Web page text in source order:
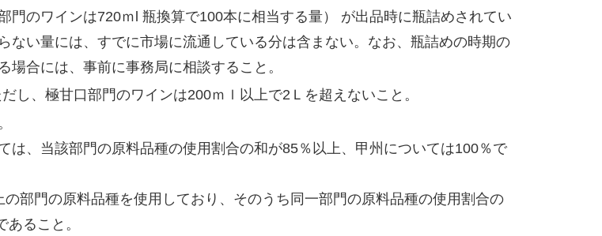
門のワインは720ｍl 瓶換算で100本に相当する量） が出品時に瓶詰めされてい
ない量には、すでに市場に流通している分は含まない。なお、瓶詰めの時期の
合には、事前に事務局に相談すること。
し、極甘口部門のワインは200ｍｌ以上で2Ｌを超えないこと。
は、当該部門の原料品種の使用割合の和が85％以上、甲州については100％で
部門の原料品種を使用しており、そのうち同一部門の原料品種の使用割合の
ること。